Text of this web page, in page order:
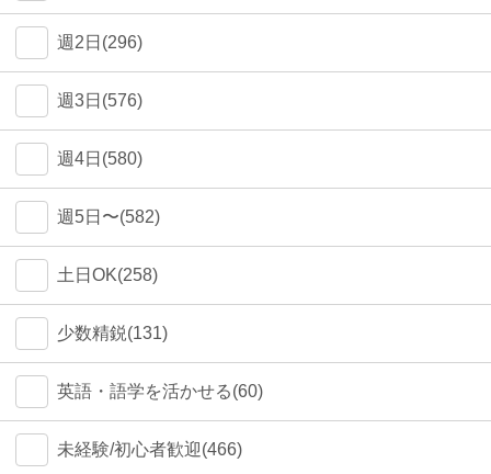
週2日(296)
週3日(576)
週4日(580)
週5日〜(582)
土日OK(258)
少数精鋭(131)
英語・語学を活かせる(60)
未経験/初心者歓迎(466)